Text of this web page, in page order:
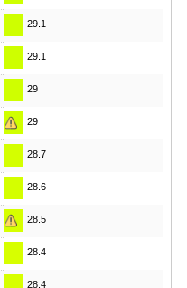
29.1
29.1
29
29
28.7
28.6
28.5
28.4
28.4